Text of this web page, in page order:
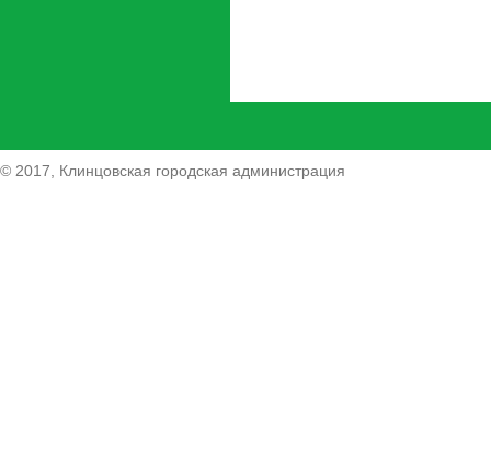
© 2017, Клинцовская городская администрация